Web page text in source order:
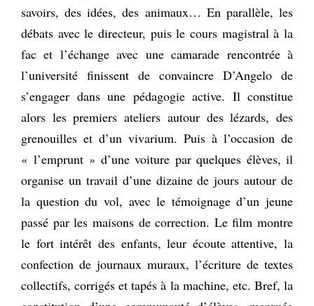
savoirs, des idées, des animaux… En parallèle, les
débats avec le directeur, puis le cours magistral à la
fac et l’échange avec une camarade rencontrée à
l’université finissent de convaincre D’Angelo de
s’engager dans une pédagogie active. Il constitue
alors les premiers ateliers autour des lézards, des
grenouilles et d’un vivarium. Puis à l’occasion de
« l’emprunt » d’une voiture par quelques élèves, il
organise un travail d’une dizaine de jours autour de
la question du vol, avec le témoignage d’un jeune
passé par les maisons de correction. Le film montre
le fort intérêt des enfants, leur écoute attentive, la
confection de journaux muraux, l’écriture de textes
collectifs, corrigés et tapés à la machine, etc. Bref, la